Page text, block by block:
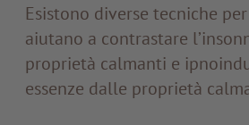
Esistono diverse tecniche
aiutano a contrastare
proprietà calmanti e
essenze dalle proprietà